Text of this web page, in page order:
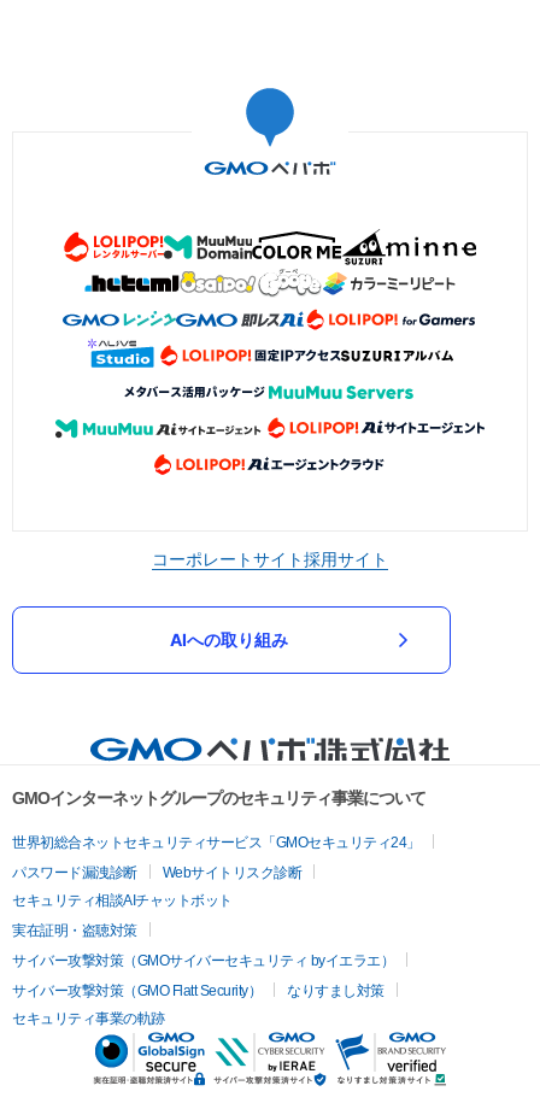
コーポレートサイト採用サイト
AIへの取り組み
GMOインターネットグループのセキュリティ事業について
世界初総合ネットセキュリティサービス「GMOセキュリティ24」
パスワード漏洩診断
Webサイトリスク診断
セキュリティ相談AIチャットボット
実在証明・盗聴対策
サイバー攻撃対策（GMOサイバーセキュリティ byイエラエ）
サイバー攻撃対策（GMO Flatt Security）
なりすまし対策
セキュリティ事業の軌跡